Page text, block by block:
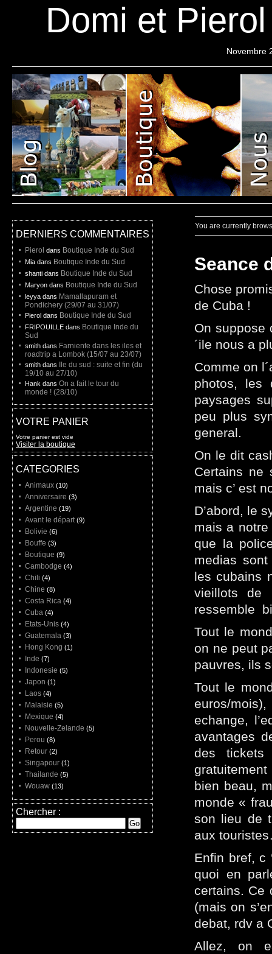
Domi et
Novembre
Projet
You are currently
Seance
Chose
de Cuba !
On suppose
´ile nous a
Comme on
photos, les
paysages
peu plus
general.
On le dit
Certains ne
mais c’ est
D’abord, le
mais a notre
que la
medias
les cubains
vieillots de
ressemble
Tout le
on ne peut
pauvres, ils
Tout le
euros/
echange,
avantages
des tickets
bien beau,
monde «
son lieu de
aux
Enfin bref, c
quoi en
certains. Ce
(mais on
debat, rdv a
Allez, on
DERNIERS COMMENTAIRES
Pierol dans Boutique Inde du Sud
Mia dans Boutique Inde du Sud
shanti dans Boutique Inde du Sud
Maryon dans Boutique Inde du Sud
leyya dans Mamallapuram et
Pondichery (29/07 au 31/07)
Pierol dans Boutique Inde du Sud
FRIPOUILLE dans Boutique Inde du
Sud
smith dans Farniente dans les iles et
roadtrip a Lombok (15/07 au 23/07)
smith dans
Ile du sud : suite et fin (du
19/10 au 27/10)
Hank dans On a fait le tour du
monde ! (28/10)
VOTRE PANIER
Votre panier est vide
Visiter la boutique
CATEGORIES
Animaux (10)
Anniversaire (3)
Argentine (19)
Avant le départ (9)
Bolivie (6)
Bouffe (3)
Boutique (9)
Cambodge (4)
Chili (4)
Chine (8)
Costa Rica (4)
Cuba (4)
Etats-Unis (4)
Guatemala (3)
Hong Kong (1)
Inde (7)
Indonesie (5)
Japon (1)
Laos (4)
Malaisie (5)
Mexique (4)
Nouvelle-Zelande (5)
Perou (8)
Retour (2)
Singapour (1)
Thailande (5)
Wouaw (13)
Chercher :